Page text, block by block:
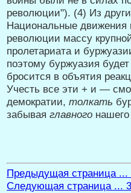
револю­ции"). (4) Из
Национальные движения
революции массу
пролетариата и
поэтому буржуазия
бросится в объятия
Учесть все эти + и —
демократии, толкать
забывая главного
Предыдущая страница ...
Следующая страница ...